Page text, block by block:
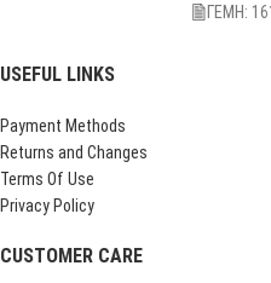
ΓΕΜΗ:
USEFUL LINKS
Payment Methods
Returns and Changes
Terms Of Use
Privacy Policy
CUSTOMER CARE